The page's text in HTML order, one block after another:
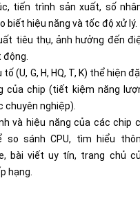
tiến trình sản xuất, số
biết hiệu năng và tốc độ xử lý.
tiêu thụ, ảnh hưởng đến
động.
tố (U, G, H, HQ, T, K) thể hiện
của chip (tiết kiệm năng
chuyên nghiệp).
và hiệu năng của các chip
so sánh CPU, tìm hiểu
bài viết uy tín, trang chủ
hạng.